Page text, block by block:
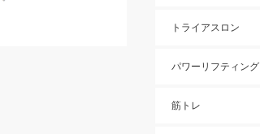
トライアスロン
パワーリフティング
筋トレ